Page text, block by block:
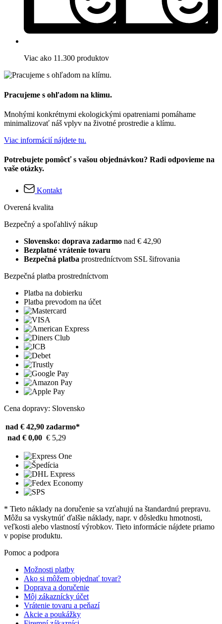
Viac ako 11.300 produktov
Pracujeme s ohľadom na klímu.
Mnohými konkrétnymi ekologickými opatreniami pomáhame
minimalizovať náš vplyv na životné prostredie a klímu.
Viac informácií nájdete tu.
Potrebujete pomôcť s vašou objednávkou? Radi odpovieme na
vaše otázky.
Kontakt
Overená kvalita
Bezpečný a spoľahlivý nákup
Slovensko: doprava zadarmo nad € 42,90
Bezplatné vrátenie tovaru
Bezpečná platba prostredníctvom SSL šifrovania
Bezpečná platba prostredníctvom
Platba na dobierku
Platba prevodom na účet
Cena dopravy: Slovensko
nad € 42,90 zadarmo*
nad € 0,00 € 5,29
* Tieto náklady na doručenie sa vzťahujú na štandardnú prepravu.
Môžu sa vyskytnúť ďalšie náklady, napr. v dôsledku hmotnosti,
veľkosti alebo vlastností výrobkov. Tieto informácie nájdete priamo
v popise produktu.
Pomoc a podpora
Možnosti platby
Ako si môžem objednať tovar?
Doprava a doručenie
Môj zákaznícky účet
Vrátenie tovaru a peňazí
Akcie a poukážky